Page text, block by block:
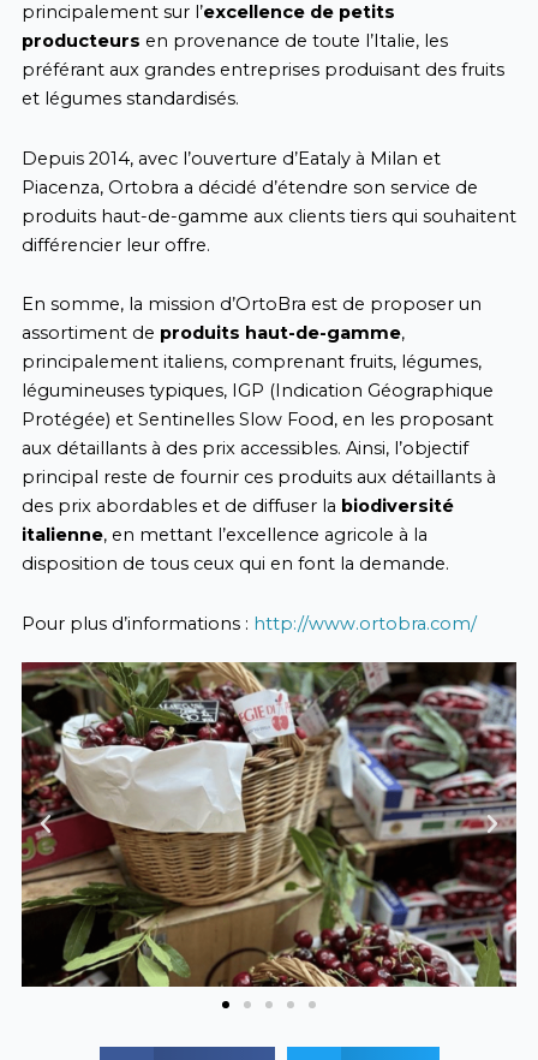
principalement sur l’excellence de petits
producteurs en provenance de toute l’Italie, les
préférant aux grandes entreprises produisant des fruits
et légumes standardisés.
Depuis 2014, avec l’ouverture d’Eataly à Milan et
Piacenza, Ortobra a décidé d’étendre son service de
produits haut-de-gamme aux clients tiers qui souhaitent
différencier leur offre.
En somme, la mission d’OrtoBra est de proposer un
assortiment de produits haut-de-gamme,
principalement italiens, comprenant fruits, légumes,
légumineuses typiques, IGP (Indication Géographique
Protégée) et Sentinelles Slow Food, en les proposant
aux détaillants à des prix accessibles. Ainsi, l’objectif
principal reste de fournir ces produits aux détaillants à
des prix abordables et de diffuser la biodiversité
italienne, en mettant l’excellence agricole à la
disposition de tous ceux qui en font la demande.
Pour plus d’informations : http://www.ortobra.com/
Previous Next